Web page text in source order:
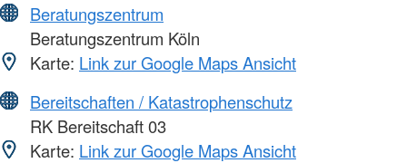
Beratungszentrum
Beratungszentrum Köln
Karte: Link zur Google Maps Ansicht
Bereitschaften / Katastrophenschutz
RK Bereitschaft 03
Karte: Link zur Google Maps Ansicht